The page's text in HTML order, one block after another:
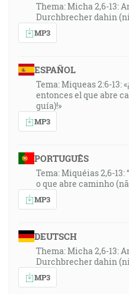
Thema: Micha 2,6-13:
Durchbrecher dahin
MP3
ESPAÑOL
Tema: Miqueas 2:6-13:
entonces el que abre
guía)!»
MP3
PORTUGUÊS
Tema: Miquéias 2,6-
o que abre caminho
MP3
DEUTSCH
Thema: Micha 2,6-13:
Durchbrecher dahin
MP3